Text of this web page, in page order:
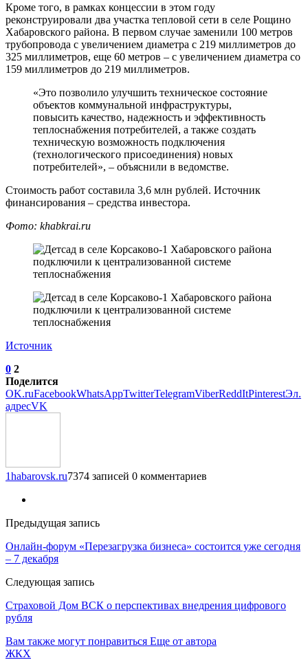
Кроме того, в рамках концессии в этом году
реконструировали два участка тепловой сети в селе Рощино
Хабаровского района. В первом случае заменили 100 метров
трубопровода с увеличением диаметра с 219 миллиметров до
325 миллиметров, еще 60 метров – с увеличением диаметра со
159 миллиметров до 219 миллиметров.
«Это позволило улучшить техническое состояние
объектов коммунальной инфраструктуры,
повысить качество, надежность и эффективность
теплоснабжения потребителей, а также создать
техническую возможность подключения
(технологического присоединения) новых
потребителей», – объяснили в ведомстве.
Стоимость работ составила 3,6 млн рублей. Источник
финансирования – средства инвестора.
Фото: khabkrai.ru
Источник
0 2
Поделится
OK.ruFacebookWhatsAppTwitterTelegramViberReddItPinterestЭл.
адресVK
1habarovsk.ru7374 записей 0 комментариев
Предыдущая запись
Онлайн-форум «Перезагрузка бизнеса» состоится уже сегодня
– 7 декабря
Следующая запись
Страховой Дом ВСК о перспективах внедрения цифрового
рубля
Вам также могут понравиться Еще от автора
ЖКХ